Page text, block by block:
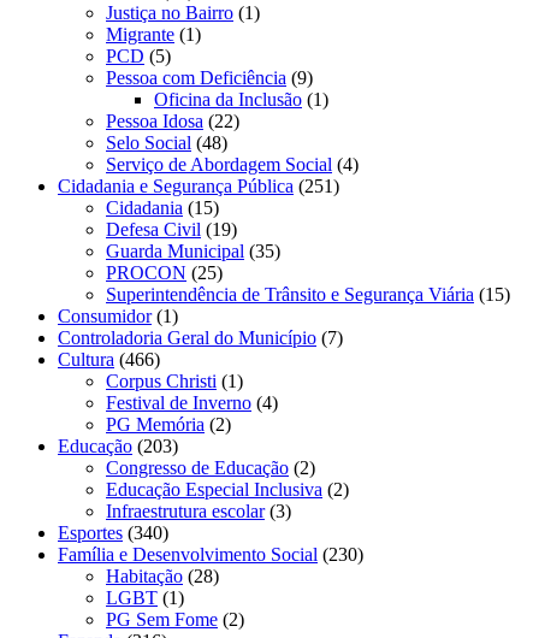
Justiça no Bairro (1)
Migrante (1)
PCD (5)
Pessoa com Deficiência (9)
Oficina da Inclusão (1)
Pessoa Idosa (22)
Selo Social (48)
Serviço de Abordagem Social (4)
Cidadania e Segurança Pública (251)
Cidadania (15)
Defesa Civil (19)
Guarda Municipal (35)
PROCON (25)
Superintendência de Trânsito e Segurança Viária (15)
Consumidor(1)
Controladoria Geral do Município (7)
Cultura (466)
Corpus Christi (1)
Festival de Inverno (4)
PG Memória (2)
Educação (203)
Congresso de Educação (2)
Educação Especial Inclusiva (2)
Infraestrutura escolar(3)
Esportes (340)
Família e Desenvolvimento Social (230)
Habitação (28)
LGBT (1)
PG Sem Fome (2)